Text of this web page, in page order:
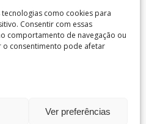
como cookies para
Consentir com essas
comportamento de navegação ou
o consentimento pode afetar
Ver preferências
reservados.